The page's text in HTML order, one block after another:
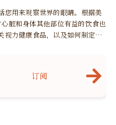
您用来观察世界的眼睛。根据美
脏和身体其他部位有益的饮食也
视力健康食品，以及如何制定富
订阅